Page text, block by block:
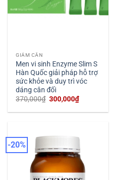
GIẢM CÂN
Men vi sinh Enzyme Slim S
Hàn Quốc giải pháp hỗ trợ
sức khỏe và duy trì vóc
dáng cân đối
370,000₫ Giá
là:
300,000₫Giá
hiện
tại
-20%